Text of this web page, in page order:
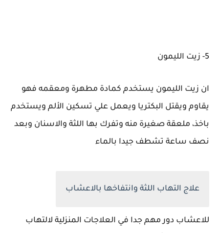
5- زيت الليمون
ان زيت الليمون يستخدم كمادة مطهرة ومعقمه فهو
يقاوم ويقتل البكتريا ويعمل علي تسكين الألم ويستخدم
باخذ، ملعقة صغيرة منه وتفرك بها اللثة والاسنان وبعد
نصف ساعة تشطف جيدا بالماء
علاج التهاب اللثة وانتفاخها بالاعشاب
للاعشاب دور مهم جدا في العلاجات المنزلية لالتهاب